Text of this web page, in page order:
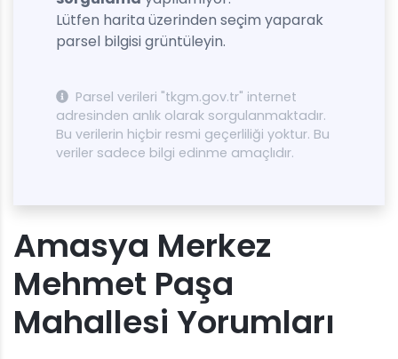
Lütfen harita üzerinden seçim yaparak
parsel bilgisi grüntüleyin.
Parsel verileri "tkgm.gov.tr" internet
adresinden anlık olarak sorgulanmaktadır.
Bu verilerin hiçbir resmi geçerliliği yoktur. Bu
veriler sadece bilgi edinme amaçlıdır.
Amasya Merkez
Mehmet Paşa
Mahallesi Yorumları